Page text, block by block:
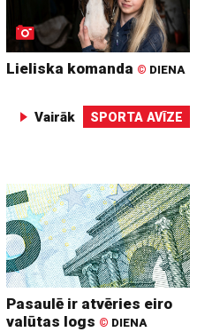
Lieliska komanda © DIENA
Vairāk SPORTA AVĪZE
Pasaulē ir atvēries eiro
valūtas logs © DIENA